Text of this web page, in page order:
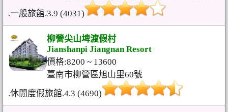
.一般旅館.3.9 (4031)
柳營尖山埤渡假村
Jianshanpi Jiangnan Resort
價格:8200 ~ 13600
臺南市柳營區旭山里60號
.休閒度假旅館.4.3 (4690)